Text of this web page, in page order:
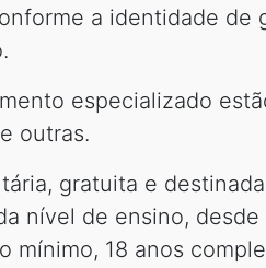
a identidade de
especializado
outras.
gratuita e
nível de ensino,
18 anos